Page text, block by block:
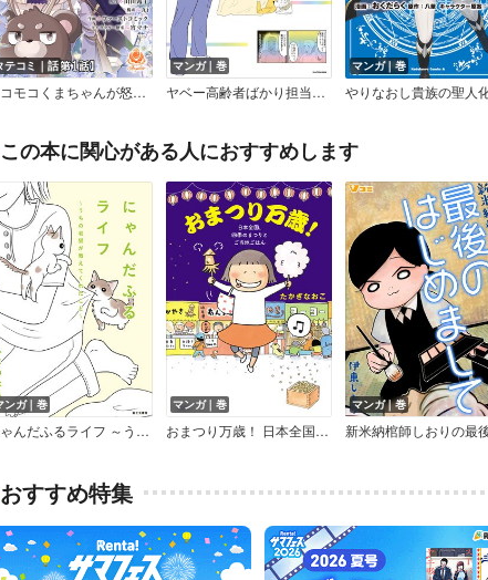
テコミ｜話
モコモコくまちゃんが怒っています、婚約者が私を愛せないと言ったので【フルカラー】
マンガ｜巻
ヤベー高齢者ばかり担当しているケアマネの日常 記憶に残らない個人の記憶をたどる
マンガ｜巻
この本に関心がある人におすすめします
ンガ｜巻
にゃんだふるライフ ～うちの老猫が教えてくれたこと～【電子特別版】
マンガ｜巻
おまつり万歳！ 日本全国、四季のまつりとご当地ごはん
マンガ｜巻
おすすめ特集